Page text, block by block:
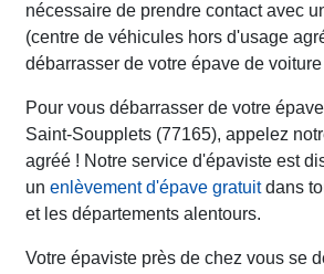
nécessaire de prendre contact avec
(centre de véhicules hors d'usage
débarrasser de votre épave de
Pour vous débarrasser de votre
Saint-Soupplets (77165), appelez
agréé ! Notre service d'épaviste est
un enlèvement d'épave gratuitdans
et les départements alentours.
Votre épaviste près de chez vous se